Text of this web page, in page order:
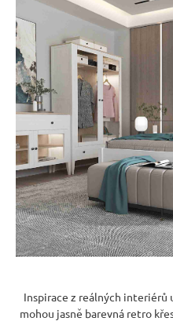
Inspirace z reálných interiérů
mohou jasně barevná retro